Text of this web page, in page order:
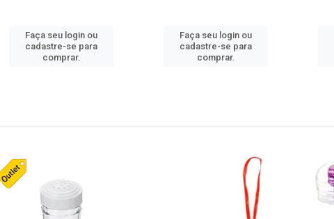
Faça seu login ou
cadastre-se para
comprar.
Faça seu login ou
cadastre-se para
comprar.